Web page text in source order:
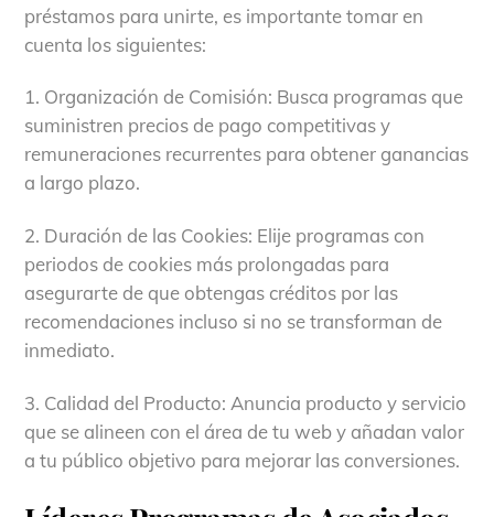
préstamos para unirte, es importante tomar en
cuenta los siguientes:
1. Organización de Comisión: Busca programas que
suministren precios de pago competitivas y
remuneraciones recurrentes para obtener ganancias
a largo plazo.
2. Duración de las Cookies: Elije programas con
periodos de cookies más prolongadas para
asegurarte de que obtengas créditos por las
recomendaciones incluso si no se transforman de
inmediato.
3. Calidad del Producto: Anuncia producto y servicio
que se alineen con el área de tu web y añadan valor
a tu público objetivo para mejorar las conversiones.